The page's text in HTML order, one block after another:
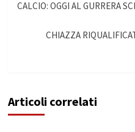
CALCIO: OGGI AL GURRERA
CHIAZZA
Articoli correlati